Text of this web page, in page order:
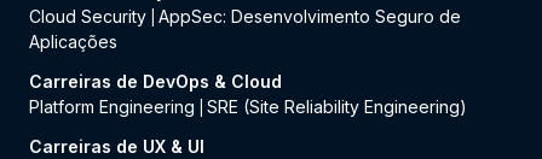
Cloud Security AppSec: Desenvolvimento Seguro de
Aplicações
Carreiras de DevOps & Cloud
Platform Engineering
SRE (Site Reliability Engineering)
Carreiras de UX & UI